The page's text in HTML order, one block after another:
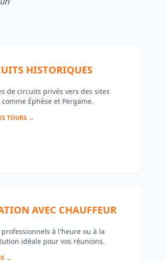
HISTORIQUES
de circuits privés vers des sites
Éphèse et Pergame.
TOURS →
AVEC CHAUFFEUR
à l'heure ou à la
idéale pour vos réunions.
→